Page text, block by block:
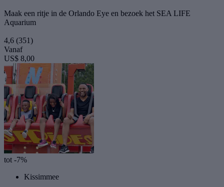
Maak een ritje in de Orlando Eye en bezoek het SEA LIFE
Aquarium
4,6 (351)
Vanaf
US$ 8,00
tot -7%
Kissimmee